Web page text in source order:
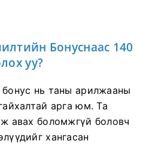
Бонуснаас 140
уу?
нь таны арилжааны
арга юм. Та
авах боломжгүй боловч
хангасан